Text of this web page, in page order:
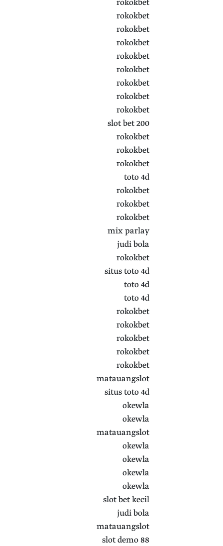
rokokbet
rokokbet
rokokbet
rokokbet
rokokbet
rokokbet
rokokbet
rokokbet
rokokbet
slot bet 200
rokokbet
rokokbet
rokokbet
toto 4d
rokokbet
rokokbet
rokokbet
mix parlay
judi bola
rokokbet
situs toto 4d
toto 4d
toto 4d
rokokbet
rokokbet
rokokbet
rokokbet
rokokbet
matauangslot
situs toto 4d
okewla
okewla
matauangslot
okewla
okewla
okewla
okewla
slot bet kecil
judi bola
matauangslot
slot demo 88